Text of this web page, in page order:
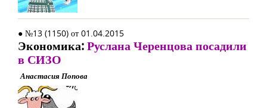
● №13 (1150) от 01.04.2015
Экономика:Руслана Черенцова посадили
в СИЗО
Анастасия Попова